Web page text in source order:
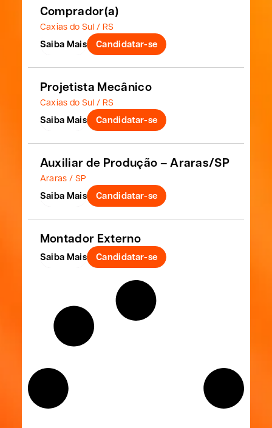
Comprador(a)
Caxias do Sul / RS
Saiba Mais Candidatar-se
Projetista Mecânico
Caxias do Sul / RS
Saiba Mais Candidatar-se
Auxiliar de Produção – Araras/SP
Araras / SP
Saiba Mais Candidatar-se
Montador Externo
Saiba Mais Candidatar-se